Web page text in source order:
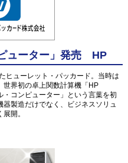
ューター」発売 HP
ヒューレット・パッカード。当時は
世界初の卓上関数計算機「HP
コンピューター」という言葉を初
製造だけでなく、ビジネスソリュ
開。